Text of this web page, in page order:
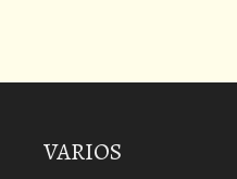
VARIOS